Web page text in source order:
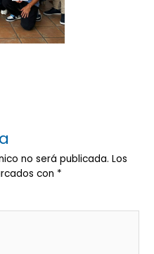
no será publicada. Los
con *